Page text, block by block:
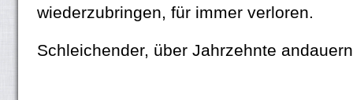
wiederzubringen, für immer verloren.
Schleichender, über Jahrzehnte